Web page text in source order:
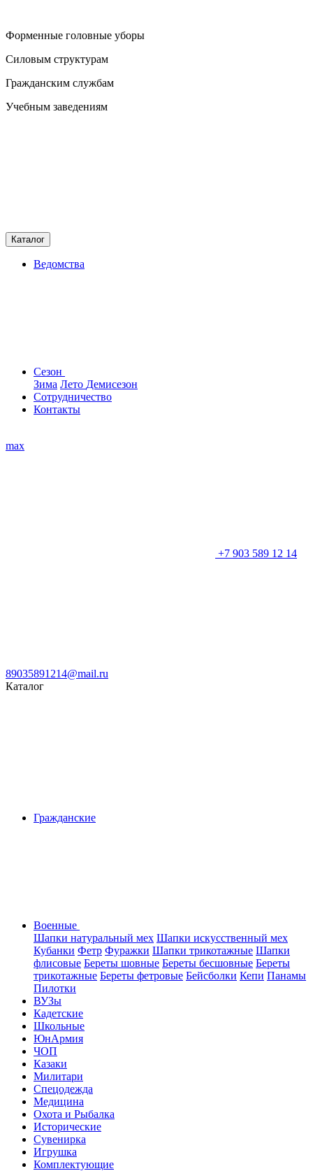
Форменные головные уборы
Силовым структурам
Гражданским службам
Учебным заведениям
Каталог
Ведомства
Сезон
Зима Лето Демисезон
Сотрудничество
Контакты
max
+7 903 589 12 14
89035891214@mail.ru
Каталог
Гражданские
Военные
Шапки натуральный мех Шапки искусственный мех
Кубанки Фетр Фуражки Шапки трикотажные Шапки
флисовые Береты шовные Береты бесшовные Береты
трикотажные Береты фетровые Бейсболки Кепи Панамы
Пилотки
ВУЗы
Кадетские
Школьные
ЮнАрмия
ЧОП
Казаки
Милитари
Спецодежда
Медицина
Охота и Рыбалка
Исторические
Сувенирка
Игрушка
Комплектующие